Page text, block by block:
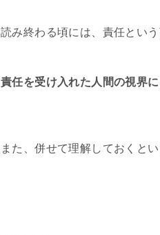
読み終わる頃には、責任とい
責任を受け入れた人間の視界
また、併せて理解しておくと